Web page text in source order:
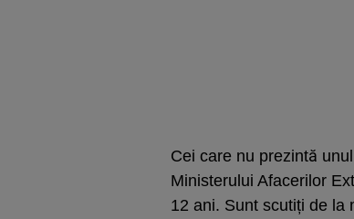
Cei care nu prezintă
Ministerului Afacerilor
12 ani. Sunt scutiți de la